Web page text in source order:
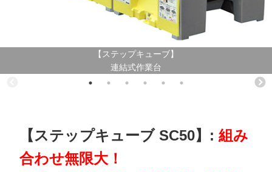
【ステップキューブ】
連結式作業台
【ステップキューブ SC50】:組み
合わせ無限大！